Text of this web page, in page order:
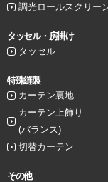
調光ロールスクリー
タッセル・房掛け
タッセル
特殊縫製
カーテン裏地
カーテン上飾り
(バランス)
切替カーテン
その他